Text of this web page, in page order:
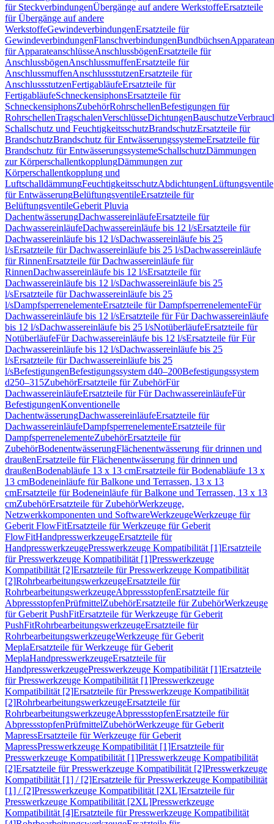
für SteckverbindungenÜbergänge auf andere WerkstoffeErsatzteile
für Übergänge auf andere
WerkstoffeGewindeverbindungenErsatzteile für
GewindeverbindungenFlanschverbindungenBundbüchsen
für ApparateanschlüsseAnschlussbögenErsatzteile für
AnschlussbögenAnschlussmuffenErsatzteile für
AnschlussmuffenAnschlussstutzenErsatzteile für
AnschlussstutzenFertigabläufeErsatzteile für
FertigabläufeSchneckensiphonsErsatzteile für
SchneckensiphonsZubehörRohrschellenBefestigungen für
RohrschellenTragschalenVerschlüsseDichtungenBauschutze
Schallschutz und FeuchtigkeitsschutzBrandschutzErsatzteile für
BrandschutzBrandschutz für EntwässerungssystemeErsatzteile für
Brandschutz für EntwässerungssystemeSchallschutzDämmungen
zur KörperschallentkopplungDämmungen zur
Körperschallentkopplung und
LuftschalldämmungFeuchtigkeitsschutzAbdichtungenLüftungsventile
für EntwässerungBelüftungsventileErsatzteile für
BelüftungsventileGeberit Pluvia
DachentwässerungDachwassereinläufeErsatzteile für
DachwassereinläufeDachwassereinläufe bis 12 l/sErsatzteile für
Dachwassereinläufe bis 12 l/sDachwassereinläufe bis 25
l/sErsatzteile für Dachwassereinläufe bis 25 l/sDachwassereinläufe
für RinnenErsatzteile für Dachwassereinläufe für
RinnenDachwassereinläufe bis 12 l/sErsatzteile für
Dachwassereinläufe bis 12 l/sDachwassereinläufe bis 25
l/sErsatzteile für Dachwassereinläufe bis 25
l/sDampfsperrenelementeErsatzteile für DampfsperrenelementeFür
Dachwassereinläufe bis 12 l/sErsatzteile für Für Dachwassereinläufe
bis 12 l/sDachwassereinläufe bis 25 l/sNotüberläufeErsatzteile für
NotüberläufeFür Dachwassereinläufe bis 12 l/sErsatzteile für Für
Dachwassereinläufe bis 12 l/sDachwassereinläufe bis 25
l/sErsatzteile für Dachwassereinläufe bis 25
l/sBefestigungenBefestigungssystem d40–200Befestigungssystem
d250–315ZubehörErsatzteile für ZubehörFür
DachwassereinläufeErsatzteile für Für DachwassereinläufeFür
BefestigungenKonventionelle
DachentwässerungDachwassereinläufeErsatzteile für
DachwassereinläufeDampfsperrenelementeErsatzteile für
DampfsperrenelementeZubehörErsatzteile für
ZubehörBodenentwässerungFlächenentwässerung für drinnen und
draußenErsatzteile für Flächenentwässerung für drinnen und
draußenBodenabläufe 13 x 13 cmErsatzteile für Bodenabläufe 13 x
13 cmBodeneinläufe für Balkone und Terrassen, 13 x 13
cmErsatzteile für Bodeneinläufe für Balkone und Terrassen, 13 x 13
cmZubehörErsatzteile für ZubehörWerkzeuge,
Netzwerkkomponenten und SoftwareWerkzeugeWerkzeuge für
Geberit FlowFitErsatzteile für Werkzeuge für Geberit
FlowFitHandpresswerkzeugeErsatzteile für
HandpresswerkzeugePresswerkzeuge Kompatibilität [1]Ersatzteile
für Presswerkzeuge Kompatibilität [1]Presswerkzeuge
Kompatibilität [2]Ersatzteile für Presswerkzeuge Kompatibilität
[2]RohrbearbeitungswerkzeugeErsatzteile für
RohrbearbeitungswerkzeugeAbpressstopfenErsatzteile für
AbpressstopfenPrüfmittelZubehörErsatzteile für ZubehörWerkzeuge
für Geberit PushFitErsatzteile für Werkzeuge für Geberit
PushFitRohrbearbeitungswerkzeugeErsatzteile für
RohrbearbeitungswerkzeugeWerkzeuge für Geberit
MeplaErsatzteile für Werkzeuge für Geberit
MeplaHandpresswerkzeugeErsatzteile für
HandpresswerkzeugePresswerkzeuge Kompatibilität [1]Ersatzteile
für Presswerkzeuge Kompatibilität [1]Presswerkzeuge
Kompatibilität [2]Ersatzteile für Presswerkzeuge Kompatibilität
[2]RohrbearbeitungswerkzeugeErsatzteile für
RohrbearbeitungswerkzeugeAbpressstopfenErsatzteile für
AbpressstopfenPrüfmittelZubehörWerkzeuge für Geberit
MapressErsatzteile für Werkzeuge für Geberit
MapressPresswerkzeuge Kompatibilität [1]Ersatzteile für
Presswerkzeuge Kompatibilität [1]Presswerkzeuge Kompatibilität
[2]Ersatzteile für Presswerkzeuge Kompatibilität [2]Presswerkzeuge
Kompatibilität [1] / [2]Ersatzteile für Presswerkzeuge Kompatibilität
[1] / [2]Presswerkzeuge Kompatibilität [2XL]Ersatzteile für
Presswerkzeuge Kompatibilität [2XL]Presswerkzeuge
Kompatibilität [4]Ersatzteile für Presswerkzeuge Kompatibilität